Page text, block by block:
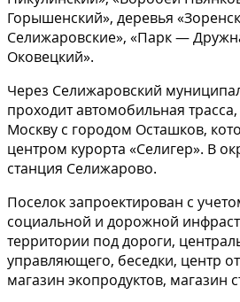
Горышенский», деревья
Селижаровские», «Парк —
Оковецкий».
Через Селижаровский
проходит автомобильная
Москву с городом Осташков,
центром курорта «Селигер». В
станция Селижарово.
Поселок запроектирован с
социальной и дорожной
территории под дороги,
управляющего, беседки, центр
магазин экопродуктов, магазин